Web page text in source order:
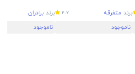
برند متفرقه 4.7
ناموجود
برند برادران
ناموجود